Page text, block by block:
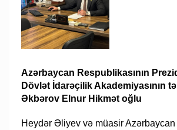
Azərbaycan Respublikasının
Dövlət İdarəçilik Akademiyasının
Əkbərov Elnur Hikmət oğlu
Heydər Əliyev və müasir